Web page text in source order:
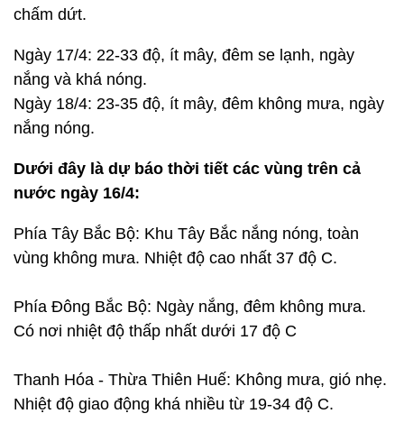
chấm dứt.
Ngày 17/4: 22-33 độ, ít mây, đêm se lạnh, ngày
nắng và khá nóng.
Ngày 18/4: 23-35 độ, ít mây, đêm không mưa, ngày
nắng nóng.
Dưới đây là dự báo thời tiết các vùng trên cả
nước ngày 16/4:
Phía Tây Bắc Bộ: Khu Tây Bắc nắng nóng, toàn
vùng không mưa. Nhiệt độ cao nhất 37 độ C.
Phía Đông Bắc Bộ: Ngày nắng, đêm không mưa.
Có nơi nhiệt độ thấp nhất dưới 17 độ C
Thanh Hóa - Thừa Thiên Huế: Không mưa, gió nhẹ.
Nhiệt độ giao động khá nhiều từ 19-34 độ C.